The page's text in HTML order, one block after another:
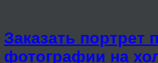
Заказать портрет
фотографии на